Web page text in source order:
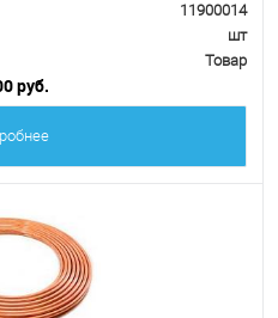
11900014
шт
Товар
руб.